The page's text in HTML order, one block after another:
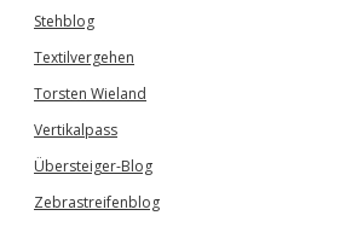
Stehblog
Textilvergehen
Torsten Wieland
Vertikalpass
Übersteiger-Blog
Zebrastreifenblog